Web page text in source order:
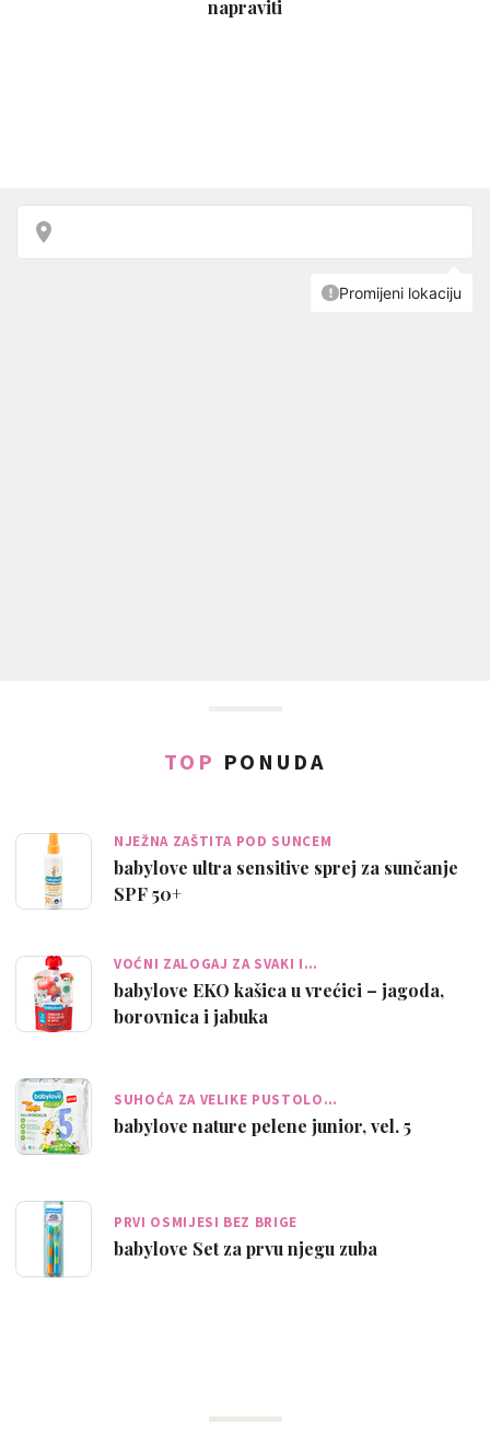
napraviti
TOP PONUDA
NJEŽNA ZAŠTITA POD SUNCEM
babylove ultra sensitive sprej za sunčanje
SPF 50+
VOĆNI ZALOGAJ ZA SVAKI I…
babylove EKO kašica u vrećici – jagoda,
borovnica i jabuka
SUHOĆA ZA VELIKE PUSTOLO…
babylove nature pelene junior, vel. 5
PRVI OSMIJESI BEZ BRIGE
babylove Set za prvu njegu zuba